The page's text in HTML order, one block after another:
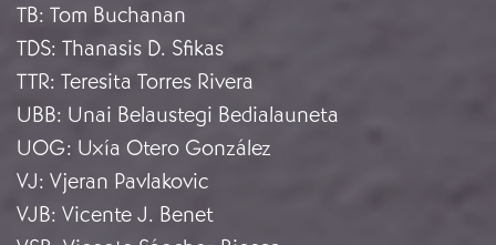
TB: Tom Buchanan
TDS: Thanasis D. Sfikas
TTR: Teresita Torres Rivera
UBB: Unai Belaustegi Bedialauneta
UOG: Uxía Otero González
VJ: Vjeran Pavlakovic
VJB: Vicente J. Benet